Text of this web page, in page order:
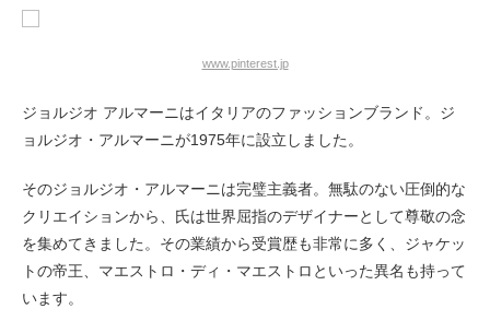
www.pinterest.jp
ジョルジオ アルマーニはイタリアのファッションブランド。ジ
ョルジオ・アルマーニが1975年に設立しました。
そのジョルジオ・アルマーニは完璧主義者。無駄のない圧倒的な
クリエイションから、氏は世界屈指のデザイナーとして尊敬の念
を集めてきました。その業績から受賞歴も非常に多く、ジャケッ
トの帝王、マエストロ・ディ・マエストロといった異名も持って
います。